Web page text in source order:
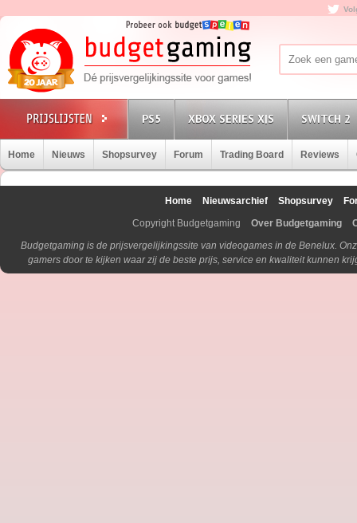
PS5 XBOX SERIES X|S SWITCH 2
Home Nieuws Shopsurvey Forum Trading Board Reviews
Home Nieuwsarchief Shopsurvey
Copyright Budgetgaming
Over Budgetgaming
Budgetgaming is de prijsvergelijkingssite van videogames in de Benelux.
gamers door te kijken waar zij de beste prijs, service en kwaliteit kunnen